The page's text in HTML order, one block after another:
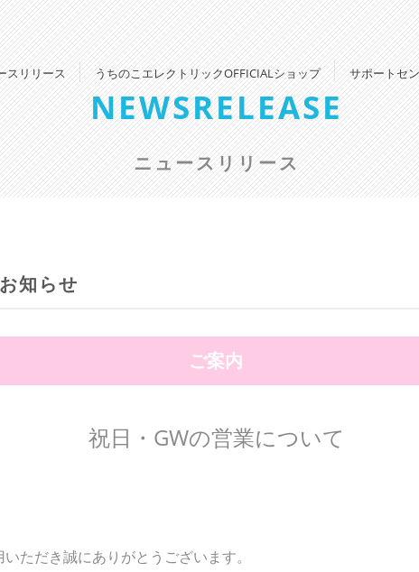
スリリース うちのこエレクトリックOFFICIALショップ サポートセ
NEWSRELEASE
ニュースリリース
知らせ
ご案内
祝日・GWの営業について
ただき誠にありがとうございます。